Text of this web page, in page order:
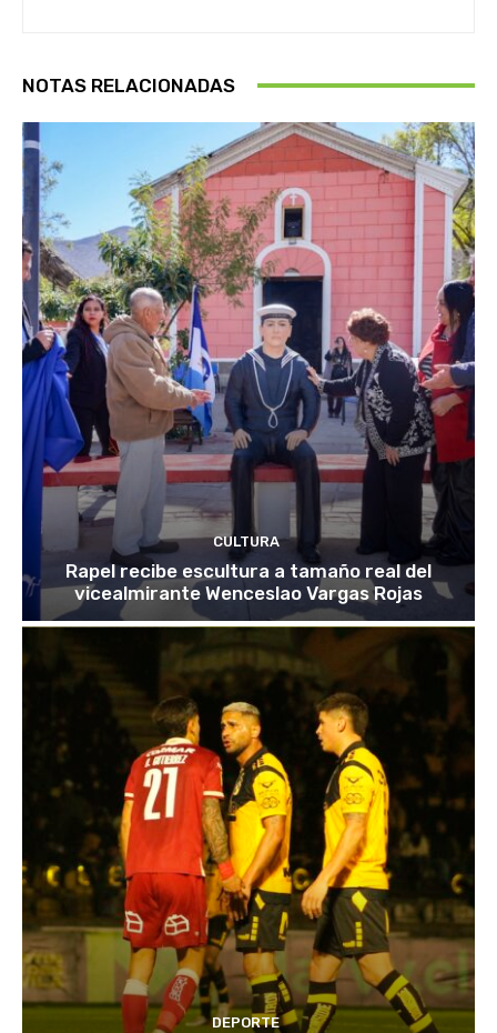
NOTAS RELACIONADAS
CULTURA
Rapel recibe escultura a tamaño real del
vicealmirante Wenceslao Vargas Rojas
DEPORTE